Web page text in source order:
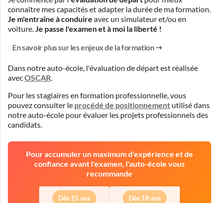
connaître mes capacités et adapter la durée de ma formation.
Je m'entraîne à conduire avec un simulateur et/ou en
voiture.Je passe l'examen et à moi la liberté !
En savoir plus sur les enjeux de la formation
Dans notre auto-école, l'évaluation de départ est réalisée
avecOSCAR.
Pour les stagiaires en formation professionnelle, vous
pouvez consulter le procédé de positionnement utilisé dans
notre auto-école pour évaluer les projets professionnels des
candidats.
Pour accumuler un maximum d'expérience et de
confiance avant l'examen, l'auto-école vous
recommande
Dès 15 ans Dès 18 ans